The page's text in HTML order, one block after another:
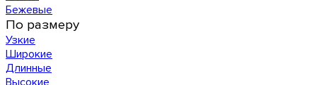
Бежевые
По размеру
Узкие
Широкие
Длинные
Высокие